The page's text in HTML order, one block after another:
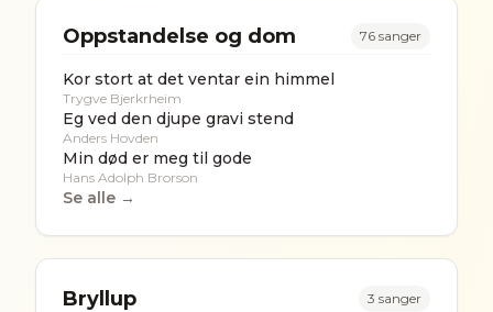
Oppstandelse og dom 76 sanger
Kor stort at det ventar ein himmel
Trygve Bjerkrheim
Eg ved den djupe gravi stend
Anders Hovden
Min død er meg til gode
Hans Adolph Brorson
Se alle →
Bryllup 3 sanger